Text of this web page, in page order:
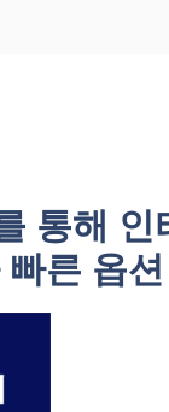
통해
른 옵